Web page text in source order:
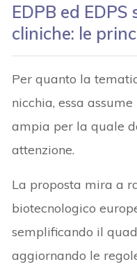
EDPB ed
cliniche: le
Per quanto la
nicchia, essa
ampia per la quale
attenzione.
La proposta mira a
biotecnologico
semplificando il
aggiornando le